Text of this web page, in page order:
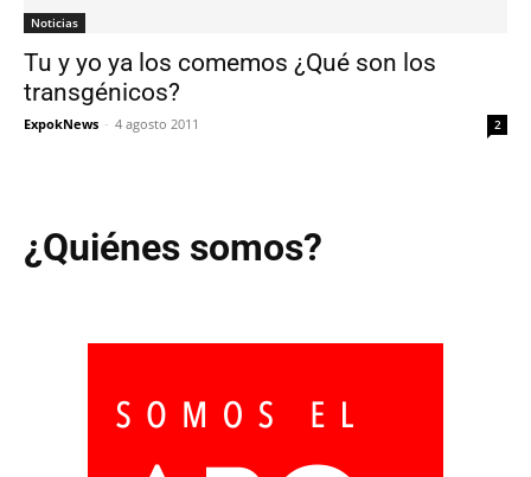
Noticias
Tu y yo ya los comemos ¿Qué son los
transgénicos?
ExpokNews - 4 agosto 2011 2
¿Quiénes somos?